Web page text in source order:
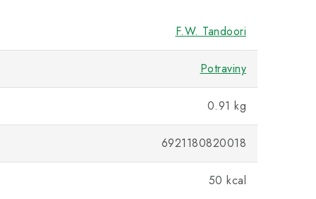
F.W. Tandoori
Potraviny
0.91 kg
6921180820018
50 kcal